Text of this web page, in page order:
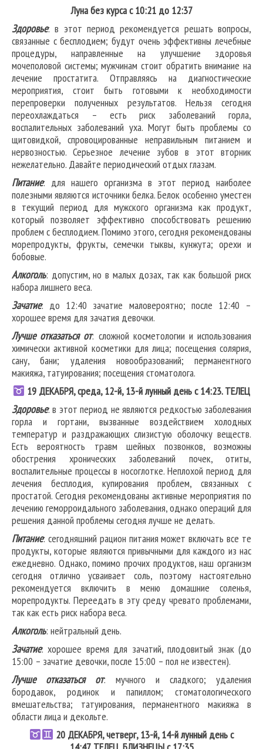
Луна без курса с 10:21 до 12:37
Здоровье: в этот период рекомендуется решать вопросы,
связанные с бесплодием; будут очень эффективны лечебные
процедуры, направленные на улучшение здоровья
мочеполовой системы; мужчинам стоит обратить внимание на
лечение простатита. Отправляясь на диагностические
мероприятия, стоит быть готовыми к необходимости
перепроверки полученных результатов. Нельзя сегодня
переохлаждаться – есть риск заболеваний горла,
воспалительных заболеваний уха. Могут быть проблемы со
щитовидкой, спровоцированные неправильным питанием и
нервозностью. Серьезное лечение зубов в этот вторник
нежелательно. Давайте периодический отдых глазам.
Питание: для нашего организма в этот период наиболее
полезными являются источники белка. Белок особенно уместен
в текущий период для мужского организма как продукт,
который позволяет эффективно способствовать решению
проблем с бесплодием. Помимо этого, сегодня рекомендованы
морепродукты, фрукты, семечки тыквы, кунжута; орехи и
бобовые.
Алкоголь: допустим, но в малых дозах, так как большой риск
набора лишнего веса.
Зачатие: до 12:40 зачатие маловероятно; после 12:40 –
хорошее время для зачатия девочки.
Лучше отказаться от: сложной косметологии и использования
химически активной косметики для лица; посещения солярия,
сану, бани; удаления новообразований; перманентного
макияжа, татуирования; посещения стоматолога.
19 ДЕКАБРЯ, среда, 12-й, 13-й лунный день с 14:23.ТЕЛЕЦ
Здоровье: в этот период не являются редкостью заболевания
горла и гортани, вызванные воздействием холодных
температур и раздражающих слизистую оболочку веществ.
Есть вероятность травм шейных позвонков, возможны
обострения хронических заболеваний почек, отиты,
воспалительные процессы в носоглотке. Неплохой период для
лечения бесплодия, купирования проблем, связанных с
простатой. Сегодня рекомендованы активные мероприятия по
лечению геморроидального заболевания, однако операций для
решения данной проблемы сегодня лучше не делать.
Питание: сегодняшний рацион питания может включать все те
продукты, которые являются привычными для каждого из нас
ежедневно. Однако, помимо прочих продуктов, наш организм
сегодня отлично усваивает соль, поэтому настоятельно
рекомендуется включить в меню домашние соленья,
морепродукты. Переедать в эту среду чревато проблемами,
так как есть риск набора веса.
Алкоголь: нейтральный день.
Зачатие: хорошее время для зачатий, плодовитый знак (до
15:00 – зачатие девочки, после 15:00 – пол не известен).
Лучше отказаться от: мучного и сладкого; удаления
бородавок, родинок и папиллом; стоматологического
вмешательства; татуирования, перманентного макияжа в
области лица и декольте.
20 ДЕКАБРЯ, четверг, 13-й, 14-й лунный день с